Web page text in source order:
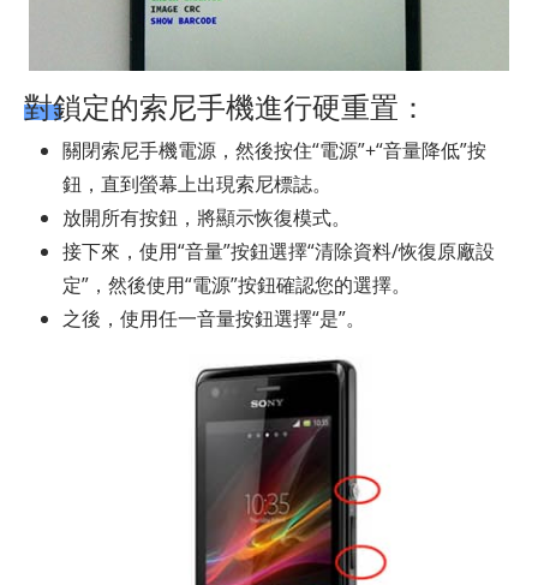
對鎖定的索尼手機進行硬重置：
關閉索尼手機電源，然後按住“電源”+“音量降低”按
鈕，直到螢幕上出現索尼標誌。
放開所有按鈕，將顯示恢復模式。
接下來，使用“音量”按鈕選擇“清除資料/恢復原廠設
定”，然後使用“電源”按鈕確認您的選擇。
之後，使用任一音量按鈕選擇“是”。